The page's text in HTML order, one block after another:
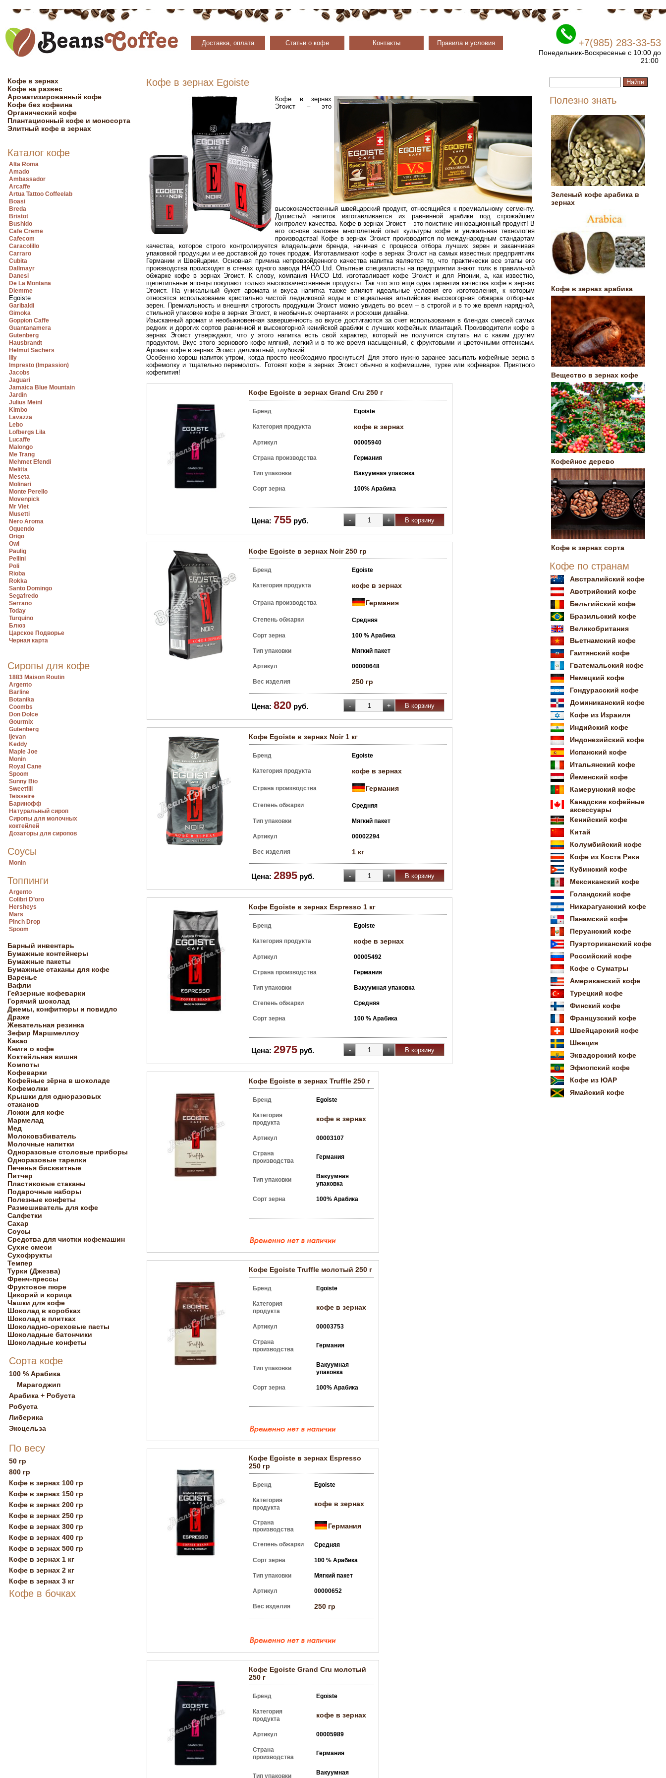
Доставка, оплата Статьи о кофе Контакты Правила и условия +7(985) 283-33-53
Понедельник-Воскресенье с 10:00 до
21:00
Кофе в зернах
Кофе на развес
Ароматизированный кофе
Кофе без кофеина
Органический кофе
Плантационный кофе и моносорта
Элитный кофе в зернах
Каталог кофе
Alta Roma
Amado
Ambassador
Arcaffe
Artua Tattoo Coffeelab
Boasi
Breda
Bristot
Bushido
Cafe Creme
Cafecom
Caracolillo
Carraro
Cubita
Dallmayr
Danesi
De La Montana
Diemme
Egoiste
Garibaldi
Gimoka
Goppion Caffe
Guantanamera
Gutenberg
Hausbrandt
Helmut Sachers
Illy
Impresto (Impassion)
Jacobs
Jaguari
Jamaica Blue Mountain
Jardin
Julius Meinl
Kimbo
Lavazza
Lebo
Lofbergs Lila
Lucaffe
Malongo
Me Trang
Mehmet Efendi
Melitta
Meseta
Molinari
Monte Perello
Movenpick
Mr Viet
Musetti
Nero Aroma
Oquendo
Origo
Owl
Paulig
Pellini
Poli
Rioba
Rokka
Santo Domingo
Segafredo
Serrano
Today
Turquino
Блюз
Царское Подворье
Черная карта
Сиропы для кофе
1883 Maison Routin
Argento
Barline
Botanika
Coombs
Don Dolce
Gourmix
Gutenberg
Ijevan
Keddy
Maple Joe
Monin
Royal Cane
Spoom
Sunny Bio
Sweetfill
Teisseire
Баринофф
Натуральный сироп
Сиропы для молочных
коктейлей
Дозаторы для сиропов
Соусы
Monin
Топпинги
Argento
Colibri D’oro
Hersheys
Mars
Pinch Drop
Spoom
Барный инвентарь
Бумажные контейнеры
Бумажные пакеты
Бумажные стаканы для кофе
Варенье
Вафли
Гейзерные кофеварки
Горячий шоколад
Джемы, конфитюры и повидло
Драже
Жевательная резинка
Зефир Маршмеллоу
Какао
Книги о кофе
Коктейльная вишня
Компоты
Кофеварки
Кофейные зёрна в шоколаде
Кофемолки
Крышки для одноразовых
стаканов
Ложки для кофе
Мармелад
Мед
Молоковзбиватель
Молочные напитки
Одноразовые столовые приборы
Одноразовые тарелки
Печенья бисквитные
Питчер
Пластиковые стаканы
Подарочные наборы
Полезные конфеты
Размешиватель для кофе
Салфетки
Сахар
Соусы
Средства для чистки кофемашин
Сухие смеси
Сухофрукты
Темпер
Турки (Джезва)
Френч-прессы
Фруктовое пюре
Цикорий и корица
Чашки для кофе
Шоколад в коробках
Шоколад в плитках
Шоколадно-ореховые пасты
Шоколадные батончики
Шоколадные конфеты
Сорта кофе
100 % Арабика
Марагоджип
Арабика + Робуста
Робуста
Либерика
Эксцельза
По весу
50 гр
800 гр
Кофе в зернах 100 гр
Кофе в зернах 150 гр
Кофе в зернах 200 гр
Кофе в зернах 250 гр
Кофе в зернах 300 гр
Кофе в зернах 400 гр
Кофе в зернах 500 гр
Кофе в зернах 1 кг
Кофе в зернах 2 кг
Кофе в зернах 3 кг
Кофе в бочках
Кофе в зернах Egoiste
Кофе в зернах
Эгоист – это
высококачественный швейцарский продукт, относящийся к премиальному сегменту.
Душистый напиток изготавливается из равнинной арабики под строжайшим
контролем качества. Кофе в зернах Эгоист – это поистине инновационный продукт! В
его основе заложен многолетний опыт культуры кофе и уникальная технология
производства! Кофе в зернах Эгоист производится по международным стандартам
качества, которое строго контролируется владельцами бренда, начиная с процесса отбора лучших зерен и заканчивая
упаковкой продукции и ее доставкой до точек продаж. Изготавливают кофе в зернах Эгоист на самых известных предприятиях
Германии и Швейцарии. Основная причина непревзойденного качества напитка является то, что практически все этапы его
производства происходят в стенах одного завода HACO Ltd. Опытные специалисты на предприятии знают толк в правильной
обжарке кофе в зернах Эгоист. К слову, компания HACO Ltd. изготавливает кофе Эгоист и для Японии, а, как известно,
щепетильные японцы покупают только высококачественные продукты. Так что это еще одна гарантия качества кофе в зернах
Эгоист. На уникальный букет аромата и вкуса напитка также влияют идеальные условия его изготовления, к которым
относятся использование кристально чистой ледниковой воды и специальная альпийская высокогорная обжарка отборных
зерен. Премиальность и внешняя строгость продукции Эгоист можно увидеть во всем – в строгой и в то же время нарядной,
стильной упаковке кофе в зернах Эгоист, в необычных очертаниях и роскоши дизайна.
Изысканный аромат и необыкновенная завершенность во вкусе достигаются за счет использования в блендах смесей самых
редких и дорогих сортов равнинной и высокогорной кенийской арабики с лучших кофейных плантаций. Производители кофе в
зернах Эгоист утверждают, что у этого напитка есть свой характер, который не получится спутать ни с каким другим
продуктом. Вкус этого зернового кофе мягкий, легкий и в то же время насыщенный, с фруктовыми и цветочными оттенками.
Аромат кофе в зернах Эгоист деликатный, глубокий.
Особенно хорош напиток утром, когда просто необходимо проснуться! Для этого нужно заранее засыпать кофейные зерна в
кофемолку и тщательно перемолоть. Готовят кофе в зернах Эгоист обычно в кофемашине, турке или кофеварке. Приятного
кофепития!
Кофе Egoiste в зернах Grand Cru 250 г
Бренд Egoiste
Категория продукта кофе в зернах
Артикул 00005940
Страна производства Германия
Тип упаковки Вакуумная упаковка
Сорт зерна 100% Арабика
Цена: 755 руб.
Кофе Egoiste в зернах Noir 250 гр
Бренд Egoiste
Категория продукта кофе в зернах
Страна производства Германия
Степень обжарки Средняя
Сорт зерна 100 % Арабика
Тип упаковки Мягкий пакет
Артикул 00000648
Вес изделия 250 гр
Цена: 820 руб.
Кофе Egoiste в зернах Noir 1 кг
Бренд Egoiste
Категория продукта кофе в зернах
Страна производства Германия
Степень обжарки Средняя
Тип упаковки Мягкий пакет
Артикул 00002294
Вес изделия 1 кг
Цена: 2895 руб.
Кофе Egoiste в зернах Espresso 1 кг
Бренд Egoiste
Категория продукта кофе в зернах
Артикул 00005492
Страна производства Германия
Тип упаковки Вакуумная упаковка
Степень обжарки Средняя
Сорт зерна 100 % Арабика
Цена: 2975 руб.
Кофе Egoiste в зернах Truffle 250 г
Бренд Egoiste
Категория
продукта
кофе в зернах
Артикул 00003107
Страна
производства
Германия
Тип упаковки
Вакуумная
упаковка
Сорт зерна 100% Арабика
Кофе Egoiste Truffle молотый 250 г
Бренд Egoiste
Категория
продукта
кофе в зернах
Артикул 00003753
Страна
производства
Германия
Тип упаковки
Вакуумная
упаковка
Сорт зерна 100% Арабика
Кофе Egoiste в зернах Espresso
250 гр
Бренд Egoiste
Категория
продукта
кофе в зернах
Страна
производства
Германия
Степень обжарки Средняя
Сорт зерна 100 % Арабика
Тип упаковки Мягкий пакет
Артикул 00000652
Вес изделия 250 гр
Кофе Egoiste Grand Cru молотый
250 г
Бренд Egoiste
Категория
продукта
кофе в зернах
Артикул 00005989
Страна
производства
Германия
Тип упаковки
Вакуумная
Полезно знать
Зеленый кофе арабика в
зернах
Кофе в зернах арабика
Вещество в зернах кофе
Кофейное дерево
Кофе в зернах сорта
Кофе по странам
Австралийский кофе
Австрийский кофе
Бельгийский кофе
Бразильский кофе
Великобритания
Вьетнамский кофе
Гаитянский кофе
Гватемальский кофе
Немецкий кофе
Гондурасский кофе
Доминиканский кофе
Кофе из Израиля
Индийский кофе
Индонезийский кофе
Испанский кофе
Итальянский кофе
Йеменский кофе
Камерунский кофе
Канадские кофейные
аксессуары
Кенийский кофе
Китай
Колумбийский кофе
Кофе из Коста Рики
Кубинский кофе
Мексиканский кофе
Голандский кофе
Никарагуанский кофе
Панамский кофе
Перуанский кофе
Пуэрториканский кофе
Российский кофе
Кофе с Суматры
Американский кофе
Турецкий кофе
Финский кофе
Французский кофе
Швейцарский кофе
Швеция
Эквадорский кофе
Эфиопский кофе
Кофе из ЮАР
Ямайский кофе